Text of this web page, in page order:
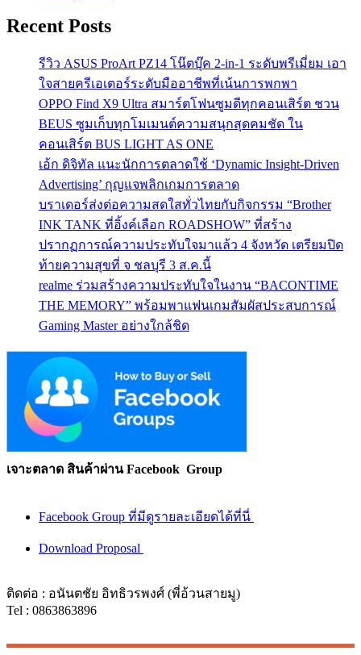
Recent Posts
รีวิว ASUS ProArt PZ14 โน๊ตบุ๊ค 2-in-1 ระดับพรีเมี่ยม เอา
ใจสายครีเอเตอร์ระดับมืออาชีพที่เน้นการพกพา
OPPO Find X9 Ultra สมาร์ตโฟนซูมดีทุกคอนเสิร์ต ชวน
BEUS ซูมเก็บทุกโมเมนต์ความสนุกสุดคมชัด ใน
คอนเสิร์ต BUS LIGHT AS ONE
เอ้ก ดิจิทัล แนะนักการตลาดใช้ ‘Dynamic Insight-Driven
Advertising’ กุญแจพลิกเกมการตลาด
บราเดอร์ส่งต่อความสดใสทั่วไทยกับกิจกรรม “Brother
INK TANK ที่อิ้งค์เลือก ROADSHOW” ที่สร้าง
ปรากฏการณ์ความประทับใจมาแล้ว 4 จังหวัด เตรียมปิด
ท้ายความสุขที่ จ ชลบุรี 3 ส.ค.นี้
realme ร่วมสร้างความประทับใจในงาน “BACONTIME
THE MEMORY” พร้อมพาแฟนเกมสัมผัสประสบการณ์
Gaming Master อย่างใกล้ชิด
เจาะตลาด สินค้าผ่าน Facebook Group
Facebook Group ที่มีดูรายละเอียดได้ที่นี่
Download Proposal
ติดต่อ : อนันตชัย อิทธิวรพงศ์ (พี่อ้วนสายมู)
Tel : 0863863896